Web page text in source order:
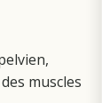
muscles